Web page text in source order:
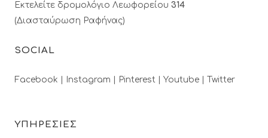
Εκτελείτε δρομολόγιο Λεωφορείου 314
(Διασταύρωση Ραφήνας)
SOCIAL
Facebook | Instagram | Pinterest | Youtube | Twitter
ΥΠΗΡΕΣΙΕΣ